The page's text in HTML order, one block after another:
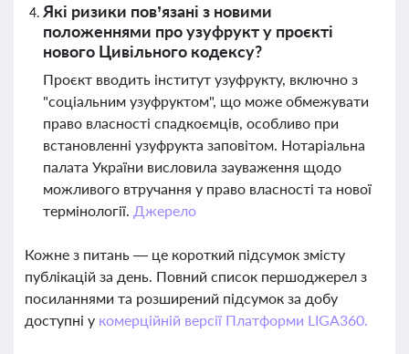
Які ризики пов’язані з новими
положеннями про узуфрукт у проєкті
нового Цивільного кодексу?
Проєкт вводить інститут узуфрукту, включно з
"соціальним узуфруктом", що може обмежувати
право власності спадкоємців, особливо при
встановленні узуфрукта заповітом. Нотаріальна
палата України висловила зауваження щодо
можливого втручання у право власності та нової
термінології. Джерело
Кожне з питань — це короткий підсумок змісту
публікацій за день. Повний список першоджерел з
посиланнями та розширений підсумок за добу
доступні у комерційній версії Платформи LIGA360.